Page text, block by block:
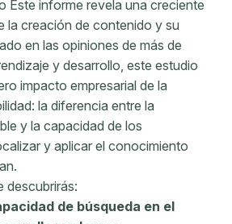
Este informe revela una creciente
la creación de contenido y su
en las opiniones de más de
y desarrollo, este estudio
impacto empresarial de la
la diferencia entre la
y la capacidad de los
y aplicar el conocimiento
descubrirás:
de búsqueda en el